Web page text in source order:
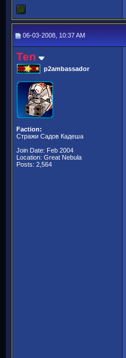
06-03-2008, 10:37 AM
Ten
p2ambassador
Faction:
Стражи Садов Кадеша
Join Date: Feb 2004
Location: Great Nebula
Posts: 2,564